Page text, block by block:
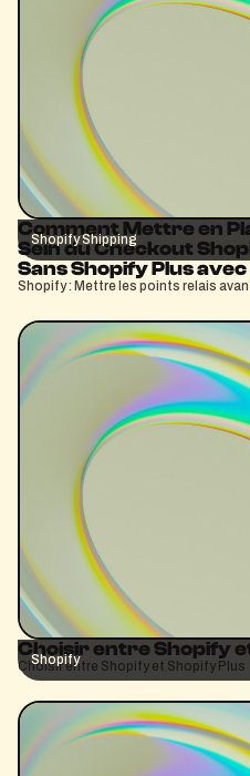
Shopify Shipping
Comment Mettre en
Sein du Checkout
Sans Shopify Plus
Shopify : Mettre les points relais
Shopify
Choisir entre Shopify
Choisir entre Shopify et Shopify Plus